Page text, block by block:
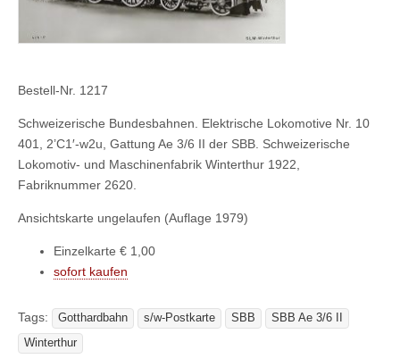
Bestell-Nr. 1217
Schweizerische Bundesbahnen. Elektrische Lokomotive Nr. 10
401, 2’C1′-w2u, Gattung Ae 3/6 II der SBB. Schweizerische
Lokomotiv- und Maschinenfabrik Winterthur 1922,
Fabriknummer 2620.
Ansichtskarte ungelaufen (Auflage 1979)
Einzelkarte € 1,00
sofort kaufen
Tags: Gotthardbahn s/w-Postkarte SBB
SBB Ae 3/6 II
Winterthur